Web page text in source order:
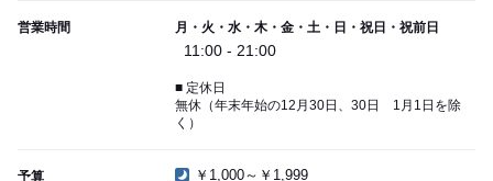
営業時間 月・火・水・木・金・土・日・祝日・祝前日
11:00 - 21:00
■ 定休日
無休（年末年始の12月30日、30日 1月1日を除
く）
予算
￥1,000～￥1,999